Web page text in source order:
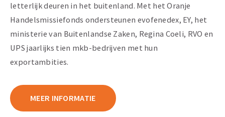
letterlijk deuren in het buitenland. Met het Oranje
Handelsmissiefonds ondersteunen evofenedex, EY, het
ministerie van Buitenlandse Zaken, Regina Coeli, RVO en
UPS jaarlijks tien mkb-bedrijven met hun
exportambities.
MEER INFORMATIE